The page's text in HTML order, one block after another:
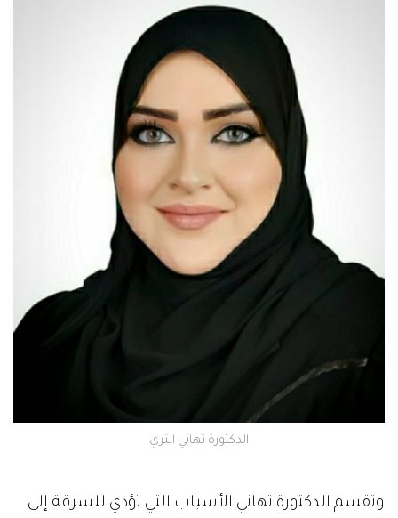
الدكتورة تهاني التري
وتقسم الدكتورة تهاني الأسباب التي تؤدي للسرقة إلى